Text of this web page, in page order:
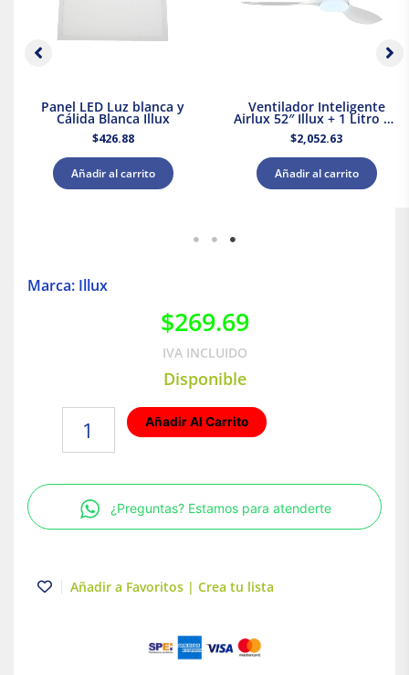
Panel LED Luz blanca y
Cálida Blanca Illux
$426.88
Añadir al carrito
Ventilador Inteligente
Airlux 52″ Illux + 1 Litro de
Pintura Blanca Acuario
$2,052.63
Añadir al carrito
Marca: Illux
$269.69
IVA INCLUIDO
Disponible
regleta
sobreponer
techo
LED
Blanco
Añadir Al Carrito
¿Preguntas? Estamos para atenderte
Añadir a Favoritos | Crea tu lista